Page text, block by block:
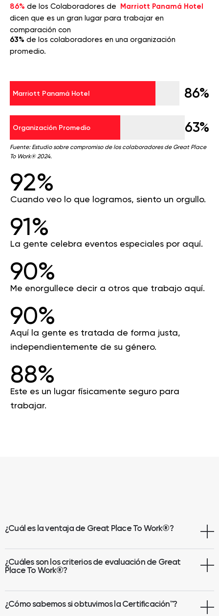
86% de los Colaboradores de
Marriott Panamá Hotel
dicen que es un gran lugar para trabajar en
comparación con
63% de los colaboradores en una organización
promedio.
Marriott Panamá Hotel 86%
Organización Promedio 63%
Fuente: Estudio sobre compromiso de los colaboradores de Great Place
To Work® 2024.
92%
Cuando veo lo que logramos, siento un orgullo.
91%
La gente celebra eventos especiales por aquí.
90%
Me enorgullece decir a otros que trabajo aquí.
90%
Aquí la gente es tratada de forma justa,
independientemente de su género.
88%
Este es un lugar físicamente seguro para
trabajar.
¿Cuál es la ventaja de Great Place To Work®?
¿Cuáles son los criterios de evaluación de Great
Place To Work®?
¿Cómo sabemos si obtuvimos la Certificación™?